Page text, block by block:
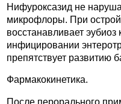
Нифуроксазид не
микрофлоры. При
восстанавливает
инфицировании
препятствует развитию
Фармакокинетика.
После перорального